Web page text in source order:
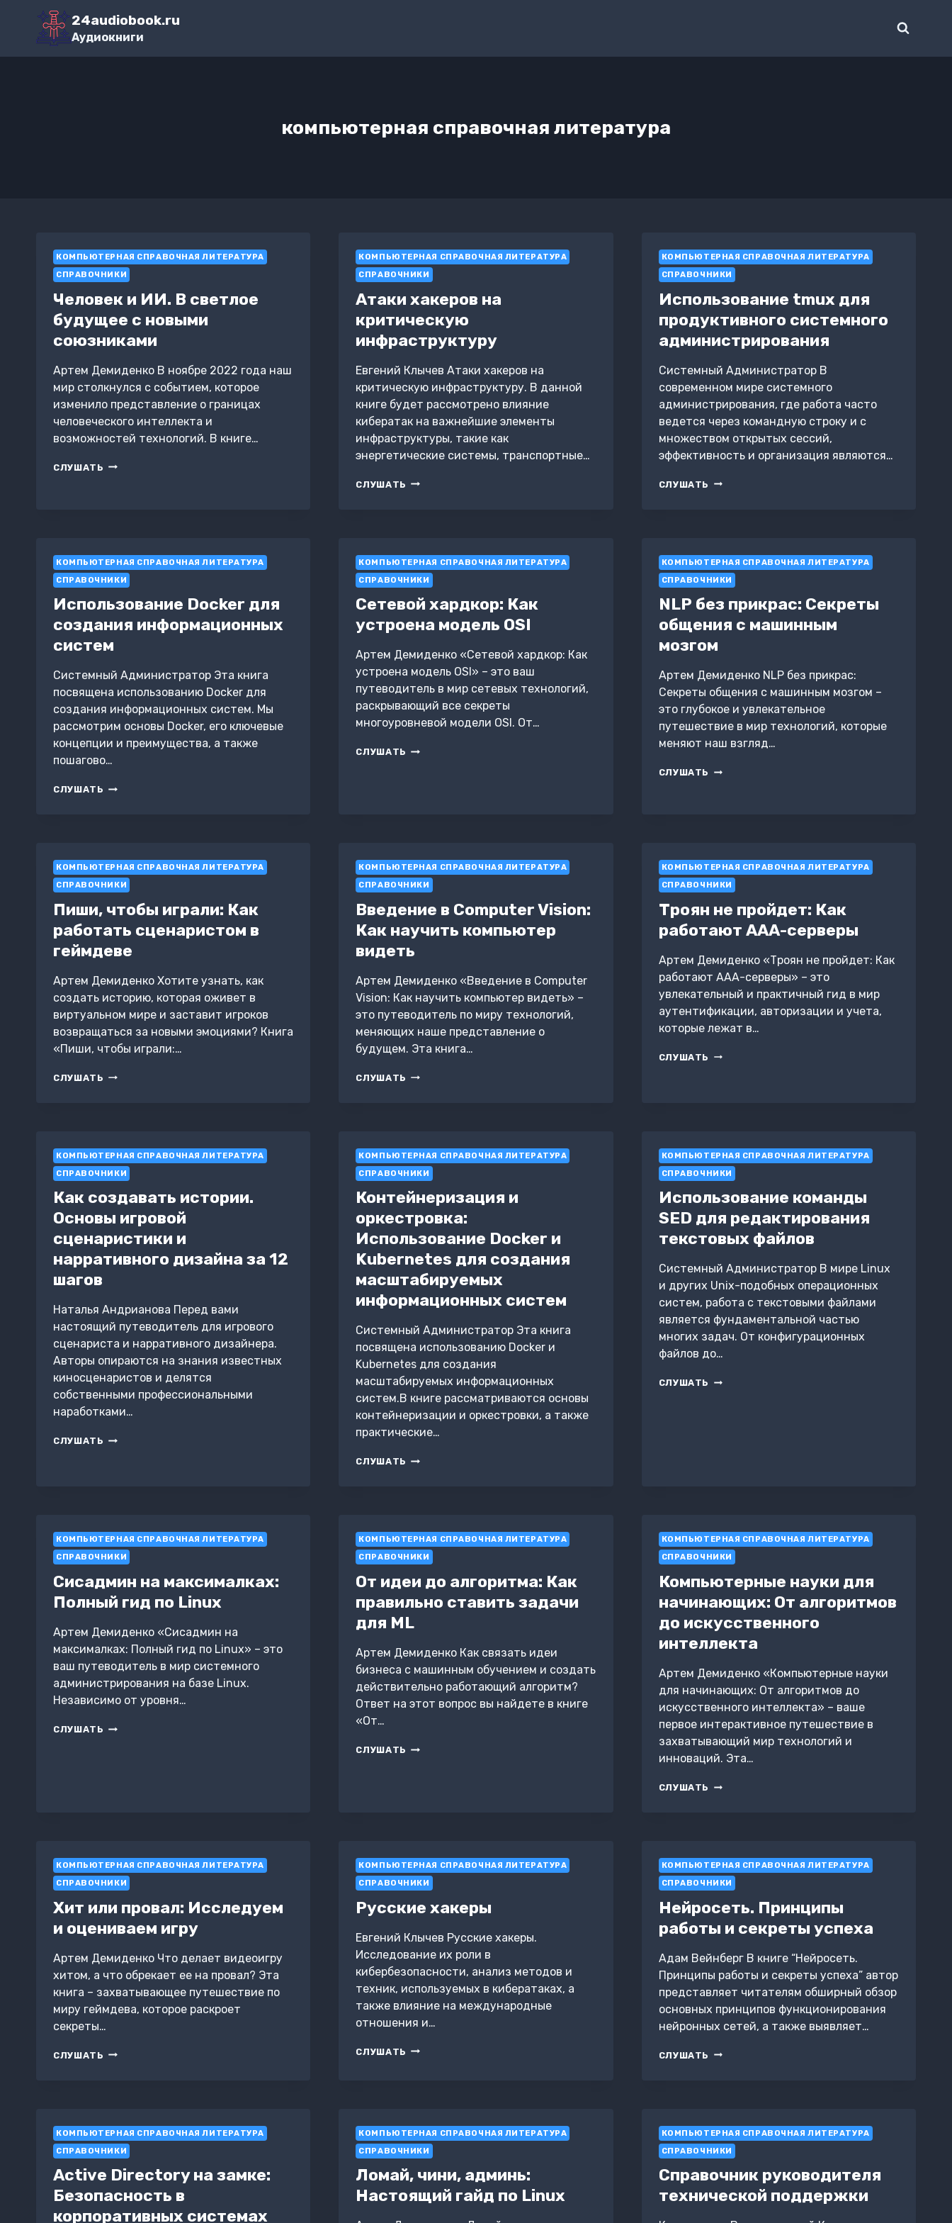
Перейти
содержимому
24audiobook.ru
Аудиокниги
компьютерная справочная литература
КОМПЬЮТЕРНАЯ СПРАВОЧНАЯ ЛИТЕРАТУРА
СПРАВОЧНИКИ
Человек и ИИ. В светлое
будущее с новыми
союзниками
Артем Демиденко В ноябре 2022 года наш
мир столкнулся с событием, которое
изменило представление о границах
человеческого интеллекта и
возможностей технологий. В книге…
СЛУШАТЬ ЧЕЛОВЕК
НОВЫМИ
СОЮЗНИКАМИ
КОМПЬЮТЕРНАЯ СПРАВОЧНАЯ ЛИТЕРАТУРА
СПРАВОЧНИКИ
Атаки хакеров на
критическую
инфраструктуру
Евгений Клычев Атаки хакеров на
критическую инфраструктуру. В данной
книге будет рассмотрено влияние
кибератак на важнейшие элементы
инфраструктуры, такие как
энергетические системы, транспортные…
СЛУШАТЬ АТАКИ
КОМПЬЮТЕРНАЯ СПРАВОЧНАЯ ЛИТЕРАТУРА
СПРАВОЧНИКИ
Использование tmux для
продуктивного системного
администрирования
Системный Администратор В
современном мире системного
администрирования, где работа часто
ведется через командную строку и с
множеством открытых сессий,
эффективность и организация являются…
СЛУШАТЬ ИСПОЛЬЗОВАНИЕ
КОМПЬЮТЕРНАЯ СПРАВОЧНАЯ ЛИТЕРАТУРА
СПРАВОЧНИКИ
Использование Docker для
создания информационных
систем
Системный Администратор Эта книга
посвящена использованию Docker для
создания информационных систем. Мы
рассмотрим основы Docker, его ключевые
концепции и преимущества, а также
пошагово…
СЛУШАТЬ ИСПОЛЬЗОВАНИЕ
КОМПЬЮТЕРНАЯ СПРАВОЧНАЯ ЛИТЕРАТУРА
СПРАВОЧНИКИ
Сетевой хардкор: Как
устроена модель OSI
Артем Демиденко «Сетевой хардкор: Как
устроена модель OSI» – это ваш
путеводитель в мир сетевых технологий,
раскрывающий все секреты
многоуровневой модели OSI. От…
СЛУШАТЬ СЕТЕВОЙ
КОМПЬЮТЕРНАЯ СПРАВОЧНАЯ ЛИТЕРАТУРА
СПРАВОЧНИКИ
NLP без прикрас: Секреты
общения с машинным
мозгом
Артем Демиденко NLP без прикрас:
Секреты общения с машинным мозгом –
это глубокое и увлекательное
путешествие в мир технологий, которые
меняют наш взгляд…
СЛУШАТЬ NLP
МОЗГОМ
КОМПЬЮТЕРНАЯ СПРАВОЧНАЯ ЛИТЕРАТУРА
СПРАВОЧНИКИ
Пиши, чтобы играли: Как
работать сценаристом в
геймдеве
Артем Демиденко Хотите узнать, как
создать историю, которая оживет в
виртуальном мире и заставит игроков
возвращаться за новыми эмоциями? Книга
«Пиши, чтобы играли:…
СЛУШАТЬ ПИШИ,
В
ГЕЙМДЕВЕ
КОМПЬЮТЕРНАЯ СПРАВОЧНАЯ ЛИТЕРАТУРА
СПРАВОЧНИКИ
Введение в Computer Vision:
Как научить компьютер
видеть
Артем Демиденко «Введение в Computer
Vision: Как научить компьютер видеть» –
это путеводитель по миру технологий,
меняющих наше представление о
будущем. Эта книга…
СЛУШАТЬ ВВЕДЕНИЕ
КОМПЬЮТЕР
ВИДЕТЬ
КОМПЬЮТЕРНАЯ СПРАВОЧНАЯ ЛИТЕРАТУРА
СПРАВОЧНИКИ
Троян не пройдет: Как
работают AAA-серверы
Артем Демиденко «Троян не пройдет: Как
работают AAA-серверы» – это
увлекательный и практичный гид в мир
аутентификации, авторизации и учета,
которые лежат в…
СЛУШАТЬ ТРОЯН
КОМПЬЮТЕРНАЯ СПРАВОЧНАЯ ЛИТЕРАТУРА
СПРАВОЧНИКИ
Как создавать истории.
Основы игровой
сценаристики и
нарративного дизайна за 12
шагов
Наталья Андрианова Перед вами
настоящий путеводитель для игрового
сценариста и нарративного дизайнера.
Авторы опираются на знания известных
киносценаристов и делятся
собственными профессиональными
наработками…
СЛУШАТЬ КАК
НАРРАТИВНОГО
ДИЗАЙНА
ЗА
ШАГОВ
КОМПЬЮТЕРНАЯ СПРАВОЧНАЯ ЛИТЕРАТУРА
СПРАВОЧНИКИ
Контейнеризация и
оркестровка:
Использование Docker и
Kubernetes для создания
масштабируемых
информационных систем
Системный Администратор Эта книга
посвящена использованию Docker и
Kubernetes для создания
масштабируемых информационных
систем.В книге рассматриваются основы
контейнеризации и оркестровки, а также
практические…
СЛУШАТЬ КОНТЕЙНЕРИЗАЦИЯ
KUBERNETES
ДЛЯ
СОЗДАНИЯ
МАСШТАБИРУЕМЫХ
СИСТЕМ
КОМПЬЮТЕРНАЯ СПРАВОЧНАЯ ЛИТЕРАТУРА
СПРАВОЧНИКИ
Использование команды
SED для редактирования
текстовых файлов
Системный Администратор В мире Linux
и других Unix-подобных операционных
систем, работа с текстовыми файлами
является фундаментальной частью
многих задач. От конфигурационных
файлов до…
СЛУШАТЬ ИСПОЛЬЗОВАНИЕ
КОМПЬЮТЕРНАЯ СПРАВОЧНАЯ ЛИТЕРАТУРА
СПРАВОЧНИКИ
Сисадмин на максималках:
Полный гид по Linux
Артем Демиденко «Сисадмин на
максималках: Полный гид по Linux» – это
ваш путеводитель в мир системного
администрирования на базе Linux.
Независимо от уровня…
СЛУШАТЬ СИСАДМИН
КОМПЬЮТЕРНАЯ СПРАВОЧНАЯ ЛИТЕРАТУРА
СПРАВОЧНИКИ
От идеи до алгоритма: Как
правильно ставить задачи
для ML
Артем Демиденко Как связать идеи
бизнеса с машинным обучением и создать
действительно работающий алгоритм?
Ответ на этот вопрос вы найдете в книге
«От…
СЛУШАТЬ ОТ
ML
КОМПЬЮТЕРНАЯ СПРАВОЧНАЯ ЛИТЕРАТУРА
СПРАВОЧНИКИ
Компьютерные науки для
начинающих: От алгоритмов
до искусственного
интеллекта
Артем Демиденко «Компьютерные науки
для начинающих: От алгоритмов до
искусственного интеллекта» – ваше
первое интерактивное путешествие в
захватывающий мир технологий и
инноваций. Эта…
СЛУШАТЬ КОМПЬЮТЕРНЫЕ
ДО
ИСКУССТВЕННОГО
ИНТЕЛЛЕКТА
КОМПЬЮТЕРНАЯ СПРАВОЧНАЯ ЛИТЕРАТУРА
СПРАВОЧНИКИ
Хит или провал: Исследуем
и оцениваем игру
Артем Демиденко Что делает видеоигру
хитом, а что обрекает ее на провал? Эта
книга – захватывающее путешествие по
миру геймдева, которое раскроет
секреты…
СЛУШАТЬ ХИТ
ИГРУ
КОМПЬЮТЕРНАЯ СПРАВОЧНАЯ ЛИТЕРАТУРА
СПРАВОЧНИКИ
Русские хакеры
Евгений Клычев Русские хакеры.
Исследование их роли в
кибербезопасности, анализ методов и
техник, используемых в кибератаках, а
также влияние на международные
отношения и…
СЛУШАТЬ РУССКИЕ
КОМПЬЮТЕРНАЯ СПРАВОЧНАЯ ЛИТЕРАТУРА
СПРАВОЧНИКИ
Нейросеть. Принципы
работы и секреты успеха
Адам Вейнберг В книге “Нейросеть.
Принципы работы и секреты успеха” автор
представляет читателям обширный обзор
основных принципов функционирования
нейронных сетей, а также выявляет…
СЛУШАТЬ НЕЙРОСЕТЬ.
КОМПЬЮТЕРНАЯ СПРАВОЧНАЯ ЛИТЕРАТУРА
СПРАВОЧНИКИ
Active Directory на замке:
Безопасность в
корпоративных системах
КОМПЬЮТЕРНАЯ СПРАВОЧНАЯ ЛИТЕРАТУРА
СПРАВОЧНИКИ
Ломай, чини, админь:
Настоящий гайд по Linux
КОМПЬЮТЕРНАЯ СПРАВОЧНАЯ ЛИТЕРАТУРА
СПРАВОЧНИКИ
Справочник руководителя
технической поддержки